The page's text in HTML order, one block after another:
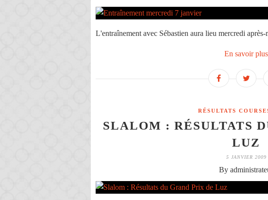
L'entraînement avec Sébastien aura lieu mercredi
En savoir plus
RÉSULTATS
SLALOM : RÉSULTATS
LUZ
5 JANVIER 2009
By